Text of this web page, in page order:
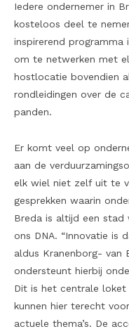
Iedere ondernemer in
kosteloos deel te
inspirerend programma
om te netwerken met
hostlocatie bovendien
rondleidingen over de
panden.
Er komt veel op
aan de
elk wiel niet zelf uit te
gesprekken waarin
Breda is altijd een stad
ons DNA. “Innovatie is
aldus Kranenborg- van
ondersteunt hierbij
Dit is het centrale loket
kunnen hier terecht
actuele thema’s. De